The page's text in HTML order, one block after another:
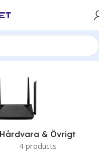
Hårdvara & Övrigt
4 products